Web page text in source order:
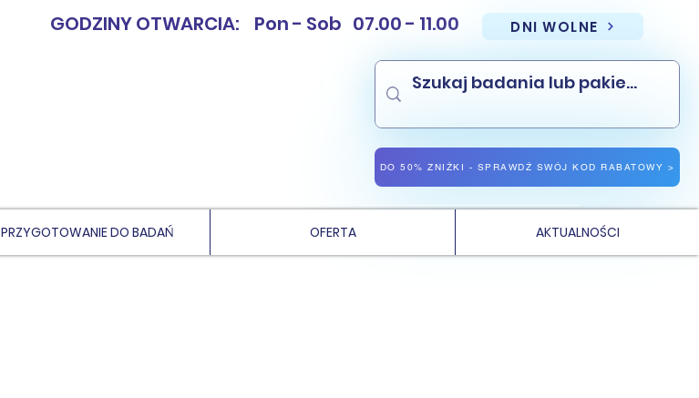
GODZINY OTWARCIA: Pon - Sob 07.00 - 11.00 DNI WOLNE
DO 50% ZNIŻKI - SPRAWDŹ SWÓJ KOD RABATOWY >
PRZYGOTOWANIE DO BADAŃ OFERTA AKTUALNOŚCI